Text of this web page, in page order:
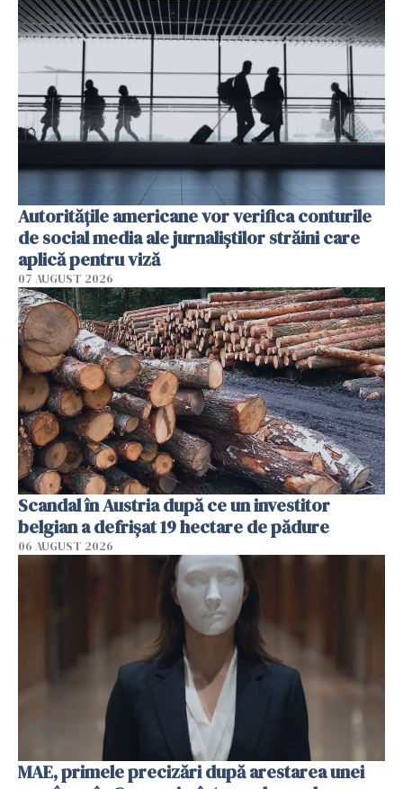
Autorităţile americane vor verifica conturile
de social media ale jurnaliştilor străini care
aplică pentru viză
07 AUGUST 2026
Scandal în Austria după ce un investitor
belgian a defrișat 19 hectare de pădure
06 AUGUST 2026
MAE, primele precizări după arestarea unei